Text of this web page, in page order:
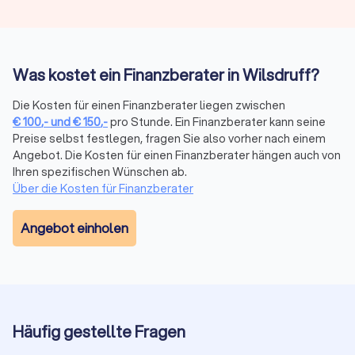
Finanzberatung in Wilsdruff: Versicherungen,
Die komplexe Welt der Finanzen wird mit dem richtigen
Finanzberater an Ihrer Seite zu einem Segen für Ihr
Vermögen. Seriosität, Zuverlässigkeit, Fachkenntnisse zu
Besonderheiten und sich ändernde Vorgaben in der Branche
sind daher die maßgeblichen Aspekte, die Sie bei der Wahl
der passenden Finanzberatung in Wilsdruff berücksichtigen
sollten. Mit transparenten Informationen zum
Leistungsportfolio, persönlicher Vorstellung und echten
Bewertungen zur Kundenzufriedenheit bei Trustlocal
Wann lohnt sich ein Finanzberater?
Die Frage, ab wann sich die Dienste eines Finanzberaters
Was kostet ein Finanzberater in Wilsdruff?
Die Kosten für einen Finanzberater liegen zwischen
€100,-und€150,-pro Stunde. Ein Finanzberater kann seine
Preise selbst festlegen, fragen Sie also vorher nach einem
Angebot. Die Kosten für einen Finanzberater hängen auch von
Ihren spezifischen Wünschen ab.
Über die Kosten für Finanzberater
Angebot einholen
Häufig gestellte Fragen